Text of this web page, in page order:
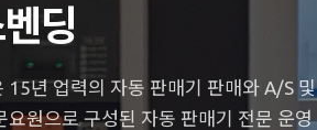
딩
15년 업력의 자동 판매기 판매와 A/S 및
요원으로 구성된 자동 판매기 전문 운영